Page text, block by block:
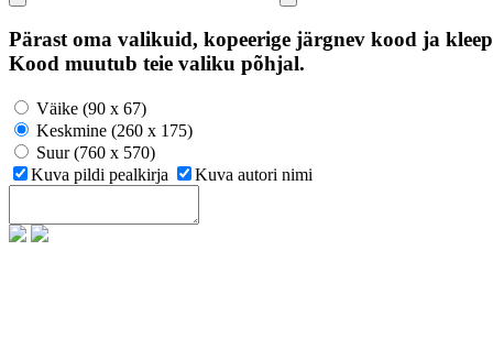
Pärast oma valikuid, kopeerige järgnev kood ja
Kood muutub teie valiku põhjal.
Väike (90 x 67)
Keskmine (260 x 175)
Suur (760 x 570)
Kuva pildi pealkirja
Kuva autori nimi